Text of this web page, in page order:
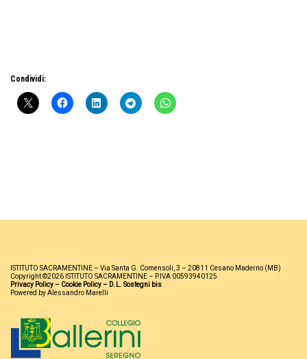
Condividi:
ISTITUTO SACRAMENTINE – Via Santa G. Comensoli, 3 – 20811 Cesano Maderno (MB)
Copyright ©2026 ISTITUTO SACRAMENTINE – P.IVA 00593940125
Privacy Policy– Cookie Policy– D.L. Sostegni bis
Powered by Alessandro Marelli